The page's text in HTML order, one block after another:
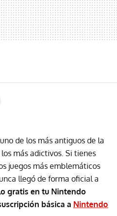
de los más antiguos de la
más adictivos. Si tienes
juegos más emblemáticos
llegó de forma oficial a
gratis en tu Nintendo
básica a Nintendo